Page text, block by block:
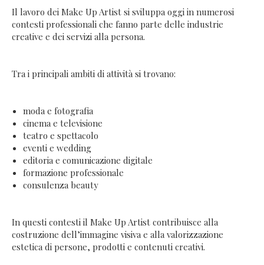
Il lavoro dei Make Up Artist si sviluppa oggi in numerosi
contesti professionali che fanno parte delle industrie
creative e dei servizi alla persona.
Tra i principali ambiti di attività si trovano:
moda e fotografia
cinema e televisione
teatro e spettacolo
eventi e wedding
editoria e comunicazione digitale
formazione professionale
consulenza beauty
In questi contesti il Make Up Artist contribuisce alla
costruzione dell’immagine visiva e alla valorizzazione
estetica di persone, prodotti e contenuti creativi.